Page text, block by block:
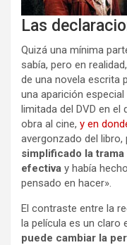
Las
Quizá una mínima
sabía, pero en
de una novela escrita
una aparición
limitada del DVD en el
obra al cine, y en
avergonzado del libro,
simplificado la
efectiva y había
pensado en hacer».
El contraste entre la
la película es un claro
puede cambiar la